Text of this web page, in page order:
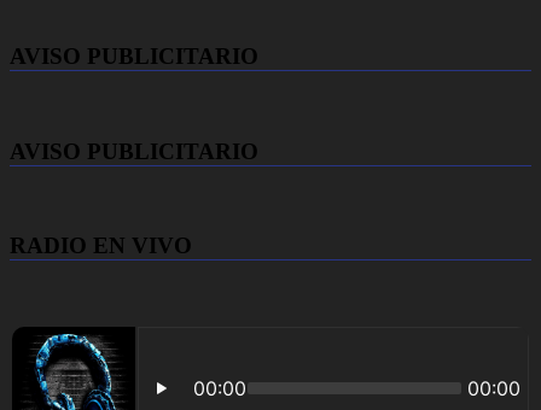
AVISO PUBLICITARIO
AVISO PUBLICITARIO
RADIO EN VIVO